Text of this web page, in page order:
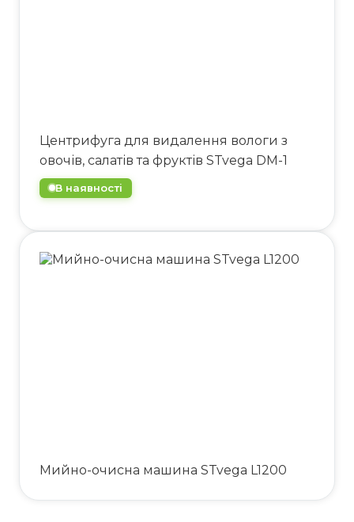
Центрифуга для видалення вологи з
овочів, салатів та фруктів STvega DM-1
В наявності
Мийно-очисна машина STvega L1200